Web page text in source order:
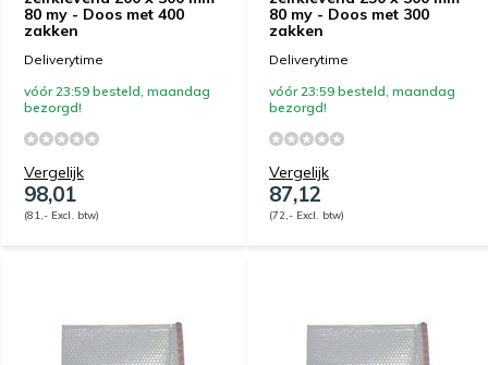
80 my - Doos met 400
zakken
Deliverytime
vóór 23:59 besteld, maandag
bezorgd!
Vergelijk
98,01
(81,- Excl. btw)
80 my - Doos met 300
zakken
Deliverytime
vóór 23:59 besteld, maandag
bezorgd!
Vergelijk
87,12
(72,- Excl. btw)